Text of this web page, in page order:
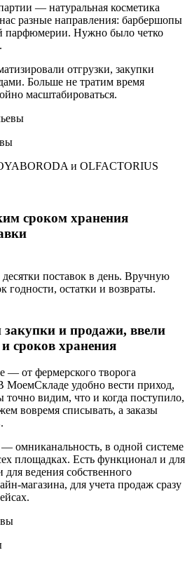
— натуральная косметика
разные направления: барбершопы
парфюмерии. Нужно было четко
отгрузки, закупки
Больше не тратим время
масштабироваться.
и OLFACTORIUS
сроком хранения
поставок в день. Вручную
годности, остатки и возвраты.
и продажи, ввели
сроков хранения
— от фермерского творога
МоемСкладе удобно вести приход,
видим, что и когда поступило,
вовремя списывать, а заказы
омниканальность, в одной системе
площадках. Есть функционал и для
для ведения собственного
магазина, для учета продаж сразу